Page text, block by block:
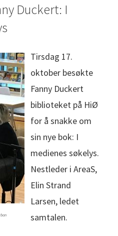
Duckert: I
Tirsdag 17.
oktober besøkte
Fanny Duckert
biblioteket på HiØ
for å snakke om
sin nye bok: I
medienes søkelys.
Nestleder i AreaS,
Elin Strand
Larsen, ledet
samtalen.